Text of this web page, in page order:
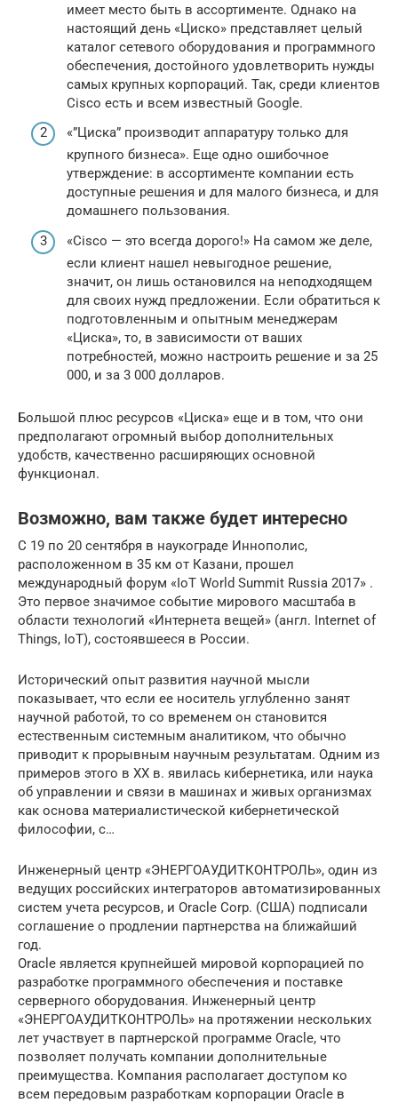
имеет место быть в ассортименте. Однако на
настоящий день «Циско» представляет целый
каталог сетевого оборудования и программного
обеспечения, достойного удовлетворить нужды
самых крупных корпораций. Так, среди клиентов
Cisco есть и всем известный Google.
«”Циска” производит аппаратуру только для
крупного бизнеса». Еще одно ошибочное
утверждение: в ассортименте компании есть
доступные решения и для малого бизнеса, и для
домашнего пользования.
«Cisco — это всегда дорого!» На самом же деле,
если клиент нашел невыгодное решение,
значит, он лишь остановился на неподходящем
для своих нужд предложении. Если обратиться к
подготовленным и опытным менеджерам
«Циска», то, в зависимости от ваших
потребностей, можно настроить решение и за 25
000, и за 3 000 долларов.
Большой плюс ресурсов «Циска» еще и в том, что они
предполагают огромный выбор дополнительных
удобств, качественно расширяющих основной
функционал.
Возможно, вам также будет интересно
С 19 по 20 сентября в наукограде Иннополис,
расположенном в 35 км от Казани, прошел
международный форум «IoT World Summit Russia 2017» .
Это первое значимое событие мирового масштаба в
области технологий «Интернета вещей» (англ. Internet of
Things, IoT), состоявшееся в России.
Исторический опыт развития научной мысли
показывает, что если ее носитель углубленно занят
научной работой, то со временем он становится
естественным системным аналитиком, что обычно
приводит к прорывным научным результатам. Одним из
примеров этого в XX в. явилась кибернетика, или наука
об управлении и связи в машинах и живых организмах
как основа материалистической кибернетической
философии, с…
Инженерный центр «ЭНЕРГОАУДИТКОНТРОЛЬ», один из
ведущих российских интеграторов автоматизированных
систем учета ресурсов, и Oracle Corp. (США) подписали
соглашение о продлении партнерства на ближайший
год.
Oracle является крупнейшей мировой корпорацией по
разработке программного обеспечения и поставке
серверного оборудования. Инженерный центр
«ЭНЕРГОАУДИТКОНТРОЛЬ» на протяжении нескольких
лет участвует в партнерской программе Oracle, что
позволяет получать компании дополнительные
преимущества. Компания располагает доступом ко
всем передовым разработкам корпорации Oracle в